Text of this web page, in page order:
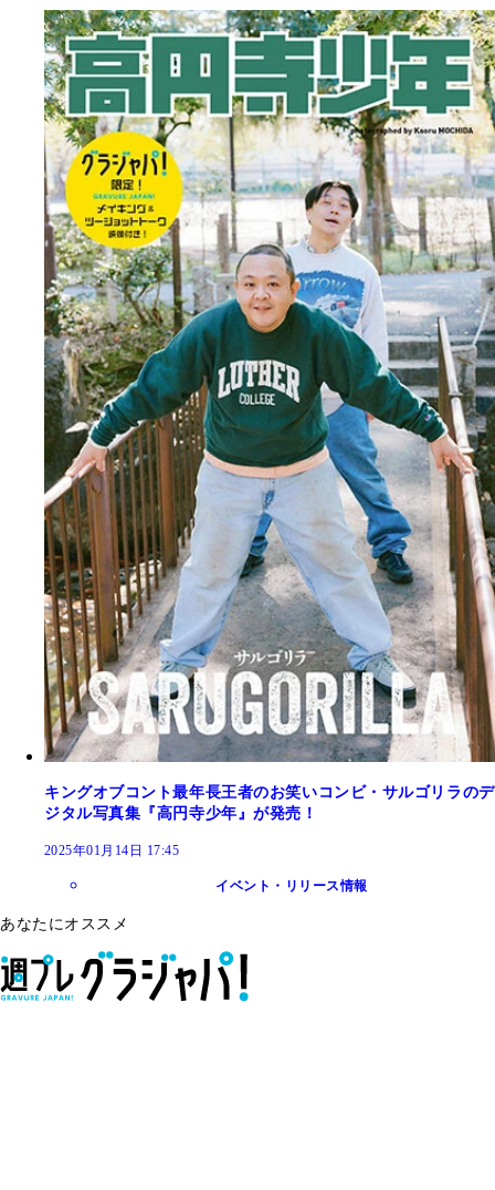
キングオブコント最年長王者のお笑いコンビ・サルゴリラのデ
ジタル写真集『高円寺少年』が発売！
2025年01月14日 17:45
イベント・リリース情報
あなたにオススメ